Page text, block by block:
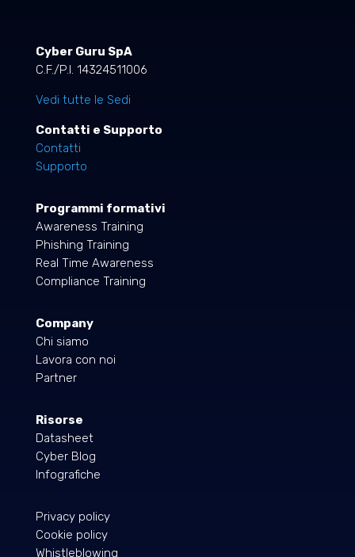
Cyber Guru SpA
C.F./P.I. 14324511006
Vedi tutte le Sedi
Contatti e Supporto
Contatti
Supporto
Programmi formativi
Awareness Training
Phishing Training
Real Time Awareness
Compliance Training
Company
Chi siamo
Lavora con noi
Partner
Risorse
Datasheet
Cyber Blog
Infografiche
Privacy policy
Cookie policy
Whistleblowing